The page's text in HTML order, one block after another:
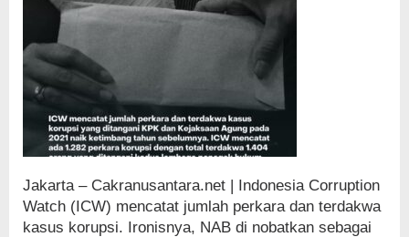
Jakarta – Cakranusantara.net | Indonesia Corruption
Watch (ICW) mencatat jumlah perkara dan terdakwa
kasus korupsi. Ironisnya, NAB di nobatkan sebagai